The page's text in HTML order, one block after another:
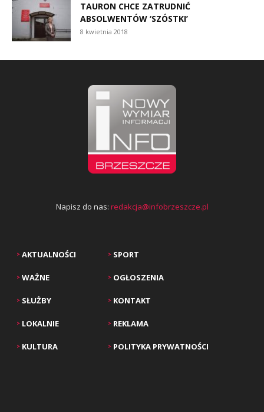
TAURON CHCE ZATRUDNIĆ
ABSOLWENTÓW ‘SZÓSTKI’
8 kwietnia 2018
Napisz do nas: redakcja@infobrzeszcze.pl
> AKTUALNOŚCI
> WAŻNE
> SŁUŻBY
> LOKALNIE
> KULTURA
> SPORT
> OGŁOSZENIA
> KONTAKT
> REKLAMA
> POLITYKA PRYWATNOŚCI